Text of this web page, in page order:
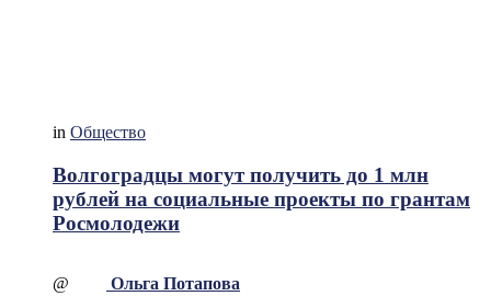
in Общество
Волгоградцы могут получить до 1 млн
рублей на социальные проекты по грантам
Росмолодежи
@ Ольга Потапова